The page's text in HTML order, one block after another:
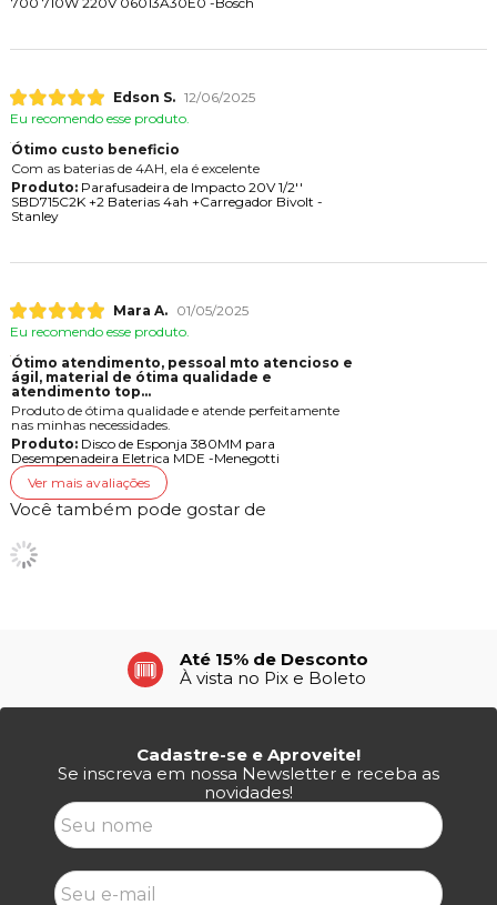
Edson S. 12/06/2025
Eu recomendo esse produto.
Ótimo custo beneficio
Com as baterias de 4AH, ela é excelente
Produto:Parafusadeira de Impacto 20V 1/2''
SBD715C2K +2 Baterias 4ah +Carregador Bivolt -
Stanley
Mara A.
01/05/2025
Eu recomendo esse produto.
Ótimo atendimento, pessoal mto atencioso e
gil, material de ótima qualidade e
atendimento top...
Produto de ótima qualidade e atende perfeitamente
nas minhas necessidades.
Produto:Disco de Esponja 380MM para
Desempenadeira Eletrica MDE -Menegotti
Ver mais avaliações
Você também pode gostar de
Até 15% de Desconto
À vista no Pix e Boleto
Cadastre-se e Aproveite!
Se inscreva em nossa Newsletter e receba as
novidades!